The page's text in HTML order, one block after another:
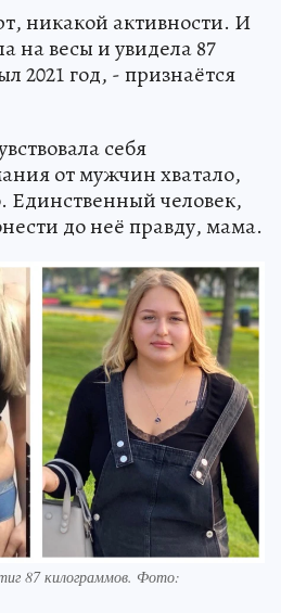
никакой активности. И
на весы и увидела 87
2021 год, - признаётся
себя
от мужчин хватало,
Единственный человек,
до неё правду, мама.
87 килограммов. Фото: